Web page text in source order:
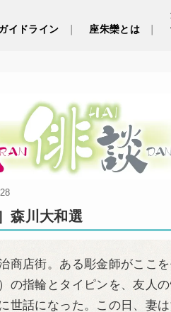
イドライン 座朱欒とは
森川大和選
商店街。ある彫金師がここ
の指輪とタイピンを、友人
世話になった。この日、妻